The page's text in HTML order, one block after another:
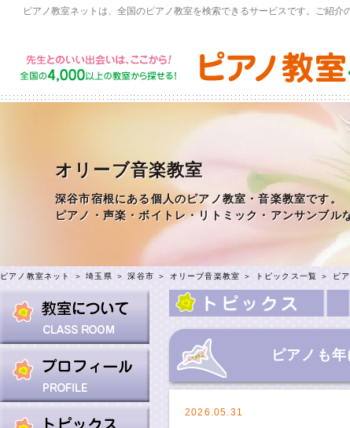
ピアノ教室ネットは、全国のピアノ教室を検索できるサービスです。ご紹介
オリーブ音楽教室
深谷市宿根にある個人のピアノ教室・音楽教室です。
ピアノ・声楽・ボイトレ・リトミック・アンサンブル
ピアノ教室ネット ＞埼玉県 ＞深谷市 ＞ オリーブ音楽教室 ＞ トピックス一覧 ＞ ピ
ピアノも
2026.05.31